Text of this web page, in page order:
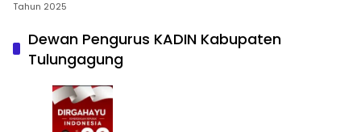
Tahun 2025
Dewan Pengurus KADIN Kabupaten
Tulungagung